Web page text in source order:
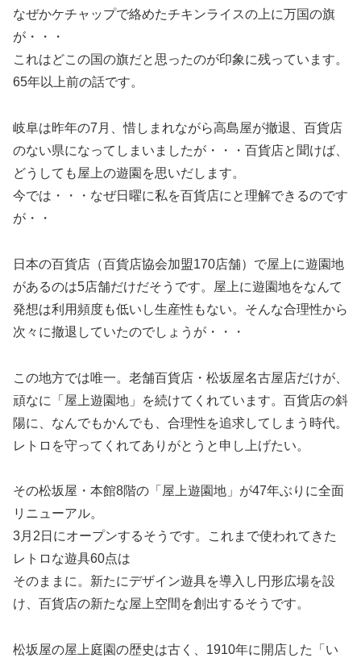
なぜかケチャップで絡めたチキンライスの上に万国の旗
が・・・
これはどこの国の旗だと思ったのが印象に残っています。
65年以上前の話です。
岐阜は昨年の7月、惜しまれながら高島屋が撤退、百貨店
のない県になってしまいましたが・・・百貨店と聞けば、
どうしても屋上の遊園を思いだします。
今では・・・なぜ日曜に私を百貨店にと理解できるのです
が・・
日本の百貨店（百貨店協会加盟170店舗）で屋上に遊園地
があるのは5店舗だけだそうです。屋上に遊園地をなんて
発想は利用頻度も低いし生産性もない。そんな合理性から
次々に撤退していたのでしょうが・・・
この地方では唯一。老舗百貨店・松坂屋名古屋店だけが、
頑なに「屋上遊園地」を続けてくれています。百貨店の斜
陽に、なんでもかんでも、合理性を追求してしまう時代。
レトロを守ってくれてありがとうと申し上げたい。
その松坂屋・本館8階の「屋上遊園地」が47年ぶりに全面
リニューアル。
3月2日にオープンするそうです。これまで使われてきた
レトロな遊具60点は
そのままに。新たにデザイン遊具を導入し円形広場を設
け、百貨店の新たな屋上空間を創出するそうです。
松坂屋の屋上庭園の歴史は古く、1910年に開店した「い